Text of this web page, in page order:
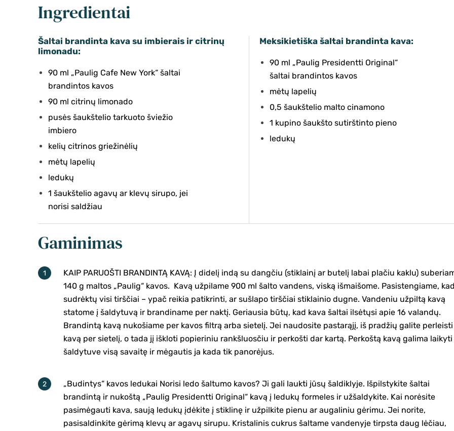
Ingredientai
Šaltai brandinta kava su imbierais ir citrinų
limonadu:
90 ml „Paulig Cafe New York“ šaltai
brandintos kavos
90 ml citrinų limonado
pusės šaukštelio tarkuoto šviežio
imbiero
kelių citrinos griežinėlių
mėtų lapelių
ledukų
1 šaukštelio agavų ar klevų sirupo, jei
norisi saldžiau
Meksikietiška šaltai brandinta kava:
90 ml „Paulig Presidentti Original“
šaltai brandintos kavos
mėtų lapelių
0,5 šaukštelio malto cinamono
1 kupino šaukšto sutirštinto pieno
ledukų
Gaminimas
KAIP PARUOŠTI BRANDINTĄ KAVĄ: Į didelį indą su dangčiu (stiklainį ar butelį labai plačiu kaklu)
140 g maltos „Paulig“ kavos. Kavą užpilame 900 ml šalto vandens, viską išmaišome. Pasistengiame,
sudrėktų visi tirščiai – ypač reikia patikrinti, ar sušlapo tirščiai stiklainio dugne. Vandeniu užpiltą kavą
statome į šaldytuvą ir brandiname per naktį. Geriausia būtų, kad kava šaltai ilsėtųsi apie 16 valandų.
Brandintą kavą nukošiame per kavos filtrą arba sietelį. Jei naudosite pastarąjį, iš pradžių galite perleisti
kavą per sietelį, o tada jį iškloti popieriniu rankšluosčiu ir perkošti dar kartą. Perkoštą kavą galima laikyti
šaldytuve visą savaitę ir mėgautis ja kada tik panorėjus.
„Budintys“ kavos ledukai Norisi ledo šaltumo kavos? Ji gali laukti jūsų šaldiklyje. Išpilstykite šaltai
brandintą ir nukoštą „Paulig Presidentti Original“ kavą į ledukų formeles ir užšaldykite. Kai norėsite
pasimėgauti kava, saują ledukų įdėkite į stiklinę ir užpilkite pienu ar augaliniu gėrimu. Jei norite,
pasisaldinkite gėrimą klevų ar agavų sirupu. Kristalinis cukrus šaltame vandenyje tirpsta daug lėčiau,